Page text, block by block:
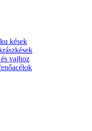
kések
vajhoz